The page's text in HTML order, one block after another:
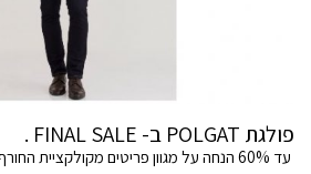
פולגת POLGAT ב- FINAL SALE .
עד 60% הנחה על מגוון פריטים מקולקציית החורף.